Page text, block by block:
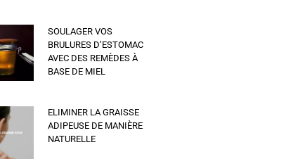
SOULAGER VOS
BRULURES D’ESTOMAC
AVEC DES REMÈDES À
BASE DE MIEL
ELIMINER LA GRAISSE
ADIPEUSE DE MANIÈRE
NATURELLE